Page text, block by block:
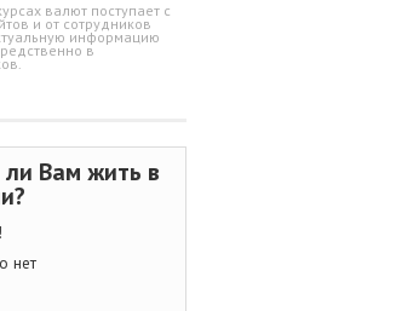
валют поступает с
и от сотрудников
информацию
в
ли Вам жить в
нет